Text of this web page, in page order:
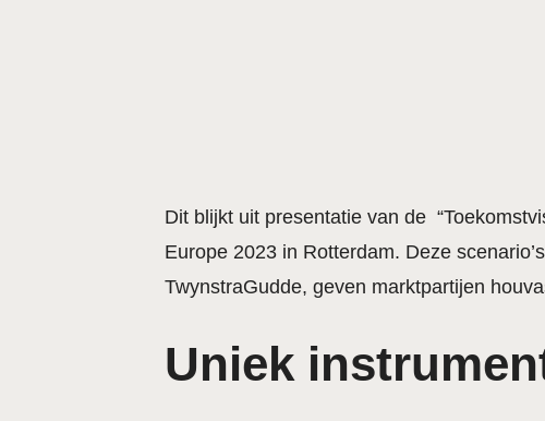
Dit blijkt uit presentatie van de
Europe 2023 in Rotterdam. Deze
TwynstraGudde, geven marktpartijen
Uniek